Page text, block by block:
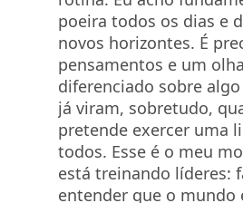
poeira todos os dias e
novos horizontes. É
pensamentos e um
diferenciado sobre
já viram, sobretudo,
pretende exercer uma
todos. Esse é o meu
está treinando líderes:
entender que o mundo